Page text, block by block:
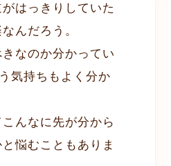
はっきりしていた
んだろう。
なのか分かってい
気持ちもよく分か
んなに先が分から
悩むこともありま